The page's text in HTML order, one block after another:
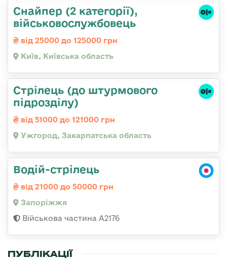
Снайпер (2 категорії),
військовослужбовець
від 25000 до 125000 грн
Київ, Київська область
Стрілець (до штурмового
підрозділу)
від 51000 до 121000 грн
Ужгород, Закарпатська область
Водій-стрілець
від 21000 до 50000 грн
Запоріжжя
Військова частина А2176
ПУБЛІКАЦІЇ